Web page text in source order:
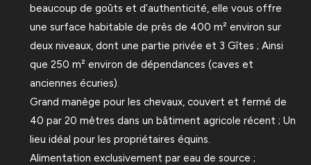
beaucoup de goûts et d’authenticité, elle vous offre
une surface habitable de près de 400 m² environ sur
deux niveaux, dont une partie privée et 3 Gîtes ; Ainsi
que 250 m² environ de dépendances (caves et
anciennes écuries).
Grand manège pour les chevaux, couvert et fermé de
40 par 20 mètres dans un bâtiment agricole récent ; Un
lieu idéal pour les propriétaires équins.
Alimentation exclusivement par eau de source ;